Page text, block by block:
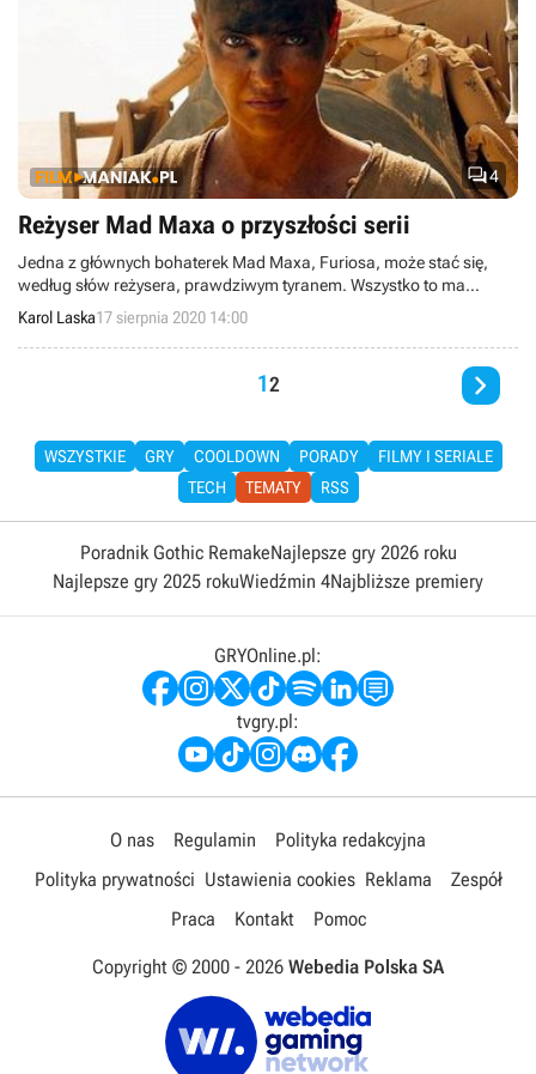
4
Reżyser Mad Maxa o przyszłości serii
Jedna z głównych bohaterek Mad Maxa, Furiosa, może stać się,
według słów reżysera, prawdziwym tyranem. Wszystko to ma
związek z kształtem zakończenia najnowszej części serii.
Karol Laska17 sierpnia 2020 14:00
12 
WSZYSTKIE GRY COOLDOWN PORADY
FILMY I SERIALE
TECH
TEMATY RSS
Poradnik Gothic RemakeNajlepsze gry 2026 roku
Najlepsze gry 2025 rokuWiedźmin 4Najbliższe premiery
GRYOnline.pl:
tvgry.pl:
O nas Regulamin
Polityka redakcyjna
Polityka prywatności Ustawienia cookies Reklama
Zespół
Praca
Kontakt Pomoc
Copyright © 2000 - 2026 Webedia Polska SA